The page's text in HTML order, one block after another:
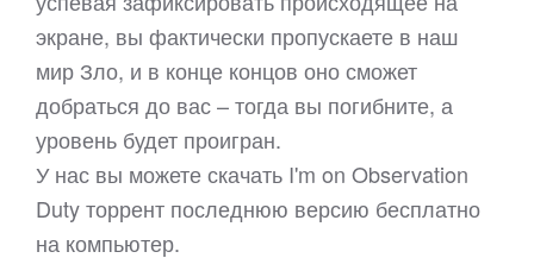
экране, вы фактически пропускаете в наш
мир Зло, и в конце концов оно сможет
добраться до вас – тогда вы погибните, а
уровень будет проигран.
У нас вы можете скачать I'm on Observation
Duty торрент последнюю версию бесплатно
на компьютер.